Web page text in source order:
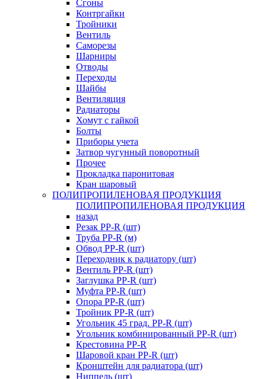
Сгоны
Контргайки
Тройники
Вентиль
Саморезы
Шарниры
Отводы
Переходы
Шайбы
Вентиляция
Радиаторы
Хомут с гайкой
Болты
Приборы учета
Затвор чугунный поворотный
Прочее
Прокладка паронитовая
Кран шаровый
ПОЛИПРОПИЛЕНОВАЯ ПРОДУКЦИЯ
ПОЛИПРОПИЛЕНОВАЯ ПРОДУКЦИЯ
назад
Резак PP-R (шт)
Труба PP-R (м)
Обвод PP-R (шт)
Переходник к радиатору (шт)
Вентиль PP-R (шт)
Заглушка PP-R (шт)
Муфта PP-R (шт)
Опора PP-R (шт)
Тройник PP-R (шт)
Угольник 45 град. PP-R (шт)
Угольник комбинированный PP-R (шт)
Крестовина PP-R
Шаровой кран PP-R (шт)
Кронштейн для радиатора (шт)
Ниппель (шт)